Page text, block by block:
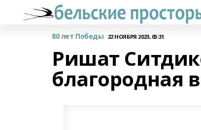
80 лет Победы 22 НОЯБРЯ 2023, 05:31
Ришат
благородная